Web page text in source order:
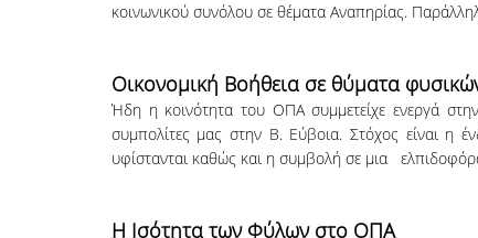
κοινωνικού συνόλου σε θέματα Αναπηρίας.
Οικονομική Βοήθεια σε θύματα
Ήδη η κοινότητα του ΟΠΑ συμμετείχε ενεργά
συμπολίτες μας στην Β. Εύβοια. Στόχος είναι η
υφίστανται καθώς και η συμβολή σε μια
Η Ισότητα των Φύλων στο ΟΠΑ